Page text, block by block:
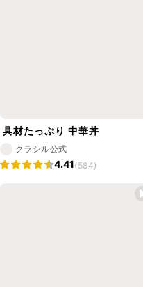
具材たっぷり 中華丼
クラシル公式
4.41(584)